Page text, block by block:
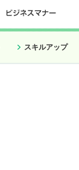
スキルアップ